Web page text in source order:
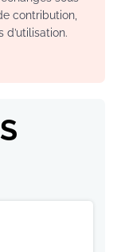
contribution,
d’utilisation.